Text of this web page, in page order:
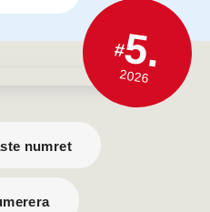
#5.
2026
numret